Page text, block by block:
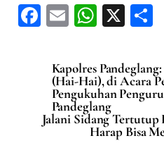
F
c
e
b
o
E
ai
l
W
at
s
A
p
X
Kapolres
(Hai-Hai), di Acara
Pengukuhan
Pandeglang
Jalani Sidang Tertutup
Harap Bisa